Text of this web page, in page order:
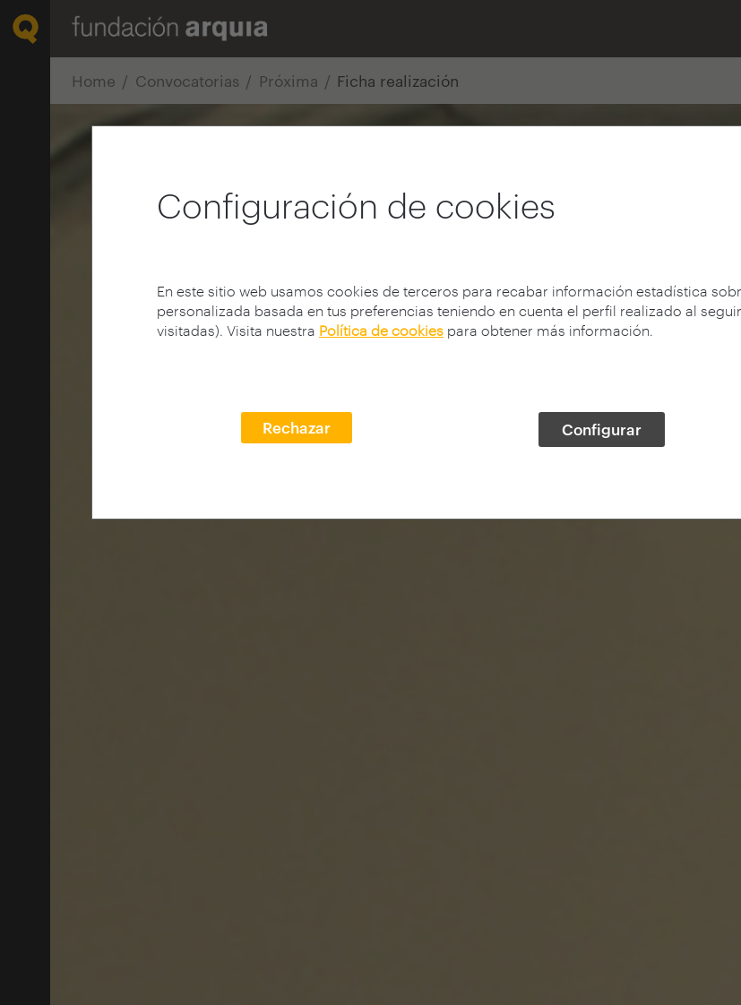
Configuración de cookies
En este sitio web usamos cookies de terceros para recabar información estadística
personalizada basada en tus preferencias teniendo en cuenta el perfil realizado al
visitadas). Visita nuestra Política de cookies para obtener más información.
Rechazar Configurar
Home Convocatorias Próxima Ficha realización